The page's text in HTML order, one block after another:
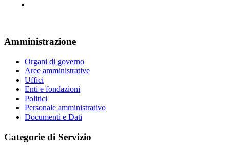
Amministrazione
Organi di governo
Aree amministrative
Uffici
Enti e fondazioni
Politici
Personale amministrativo
Documenti e Dati
Categorie di Servizio